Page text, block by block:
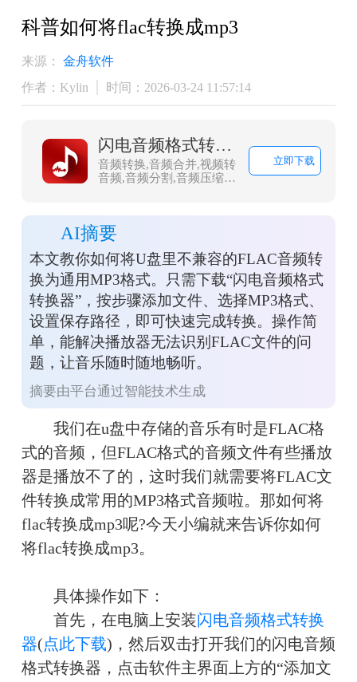
科普如何将flac转换成mp3
来源：
金舟软件
作者：Kylin
时间：2026-03-24 11:57:14
闪电音频格式转换器
音频转换,音频合并,视频转
音频,音频分割,音频压缩,
的音乐音频转换软件，集
合了音频格式转换、音频
合并、视频音频提取、音
频分割、音频压缩、视频
转音频，调整声音大小等
多种功能。
立即下载
AI摘要
本文教你如何将U盘里不兼容的FLAC音频转
换为通用MP3格式。只需下载“闪电音频格式
转换器”，按步骤添加文件、选择MP3格式、
设置保存路径，即可快速完成转换。操作简
单，能解决播放器无法识别FLAC文件的问
题，让音乐随时随地畅听。
摘要由平台通过智能技术生成
我们在u盘中存储的音乐有时是FLAC格
式的音频，但FLAC格式的音频文件有些播放
器是播放不了的，这时我们就需要将FLAC文
件转换成常用的MP3格式音频啦。那如何将
flac转换成mp3呢?今天小编就来告诉你如何
将flac转换成mp3。
具体操作如下：
首先，在电脑上安装闪电音频格式转换
器(点此下载)，然后双击打开我们的闪电音频
格式转换器，点击软件主界面上方的“添加文